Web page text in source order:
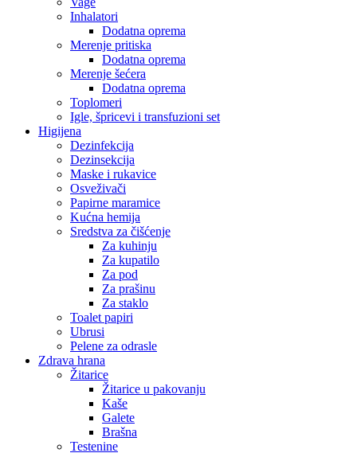
Inhalatori
Dodatna oprema
Merenje pritiska
Dodatna oprema
Merenje šećera
Dodatna oprema
Toplomeri
Igle, špricevi i transfuzioni set
Higijena
Dezinfekcija
Dezinsekcija
Maske i rukavice
Osveživači
Papirne maramice
Kućna hemija
Sredstva za čišćenje
Za kuhinju
Za kupatilo
Za pod
Za prašinu
Za staklo
Toalet papiri
Ubrusi
Pelene za odrasle
Zdrava hrana
Žitarice
Žitarice u pakovanju
Kaše
Galete
Brašna
Testenine